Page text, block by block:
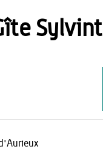
Sylvint